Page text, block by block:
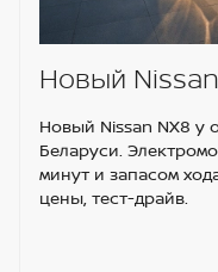
Новый
Новый Nissan NX8 у
Беларуси.
минут и запасом
цены, тест-драйв.